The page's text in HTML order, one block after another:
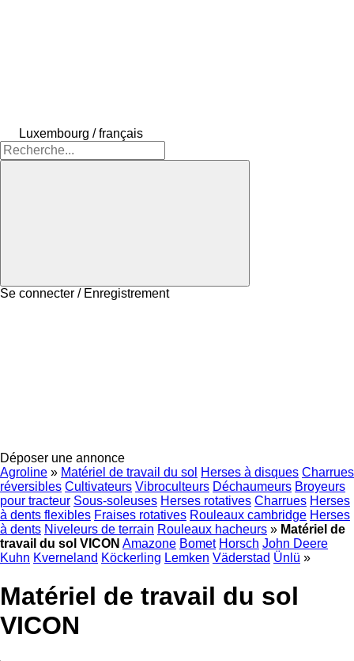
Luxembourg / français
Se connecter / Enregistrement
Déposer une annonce
Agroline » Matériel de travail du sol Herses à disques Charrues
réversibles Cultivateurs Vibroculteurs Déchaumeurs Broyeurs
pour tracteur Sous-soleuses Herses rotatives Charrues Herses
à dents flexibles Fraises rotatives Rouleaux cambridge Herses
à dents Niveleurs de terrain Rouleaux hacheurs » Matériel de
travail du sol VICON Amazone Bomet Horsch John Deere
Kuhn Kverneland Köckerling Lemken Väderstad Ünlü »
Matériel de travail du sol
VICON